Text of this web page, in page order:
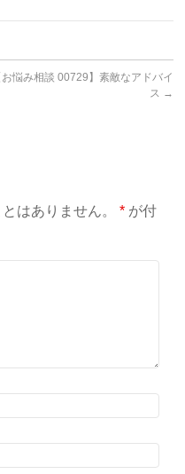
お悩み相談 00729】素敵なアドバイ
ス →
はありません。 * が付